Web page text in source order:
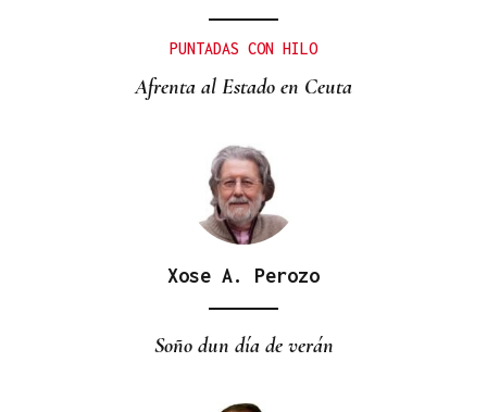
PUNTADAS CON HILO
Afrenta al Estado en Ceuta
Xose A. Perozo
Soño dun día de verán